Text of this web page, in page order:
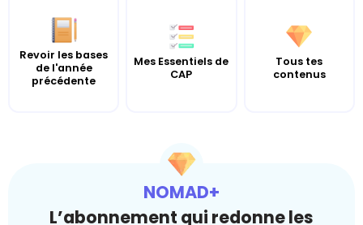
Revoir les bases
de l'année
précédente
Mes Essentiels de
CAP
Tous tes
contenus
NOMAD+
L’abonnement qui redonne les